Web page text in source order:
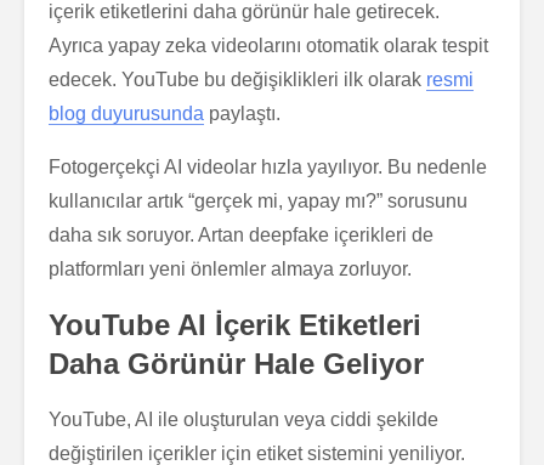
içerik etiketlerini daha görünür hale getirecek.
Ayrıca yapay zeka videolarını otomatik olarak tespit
edecek. YouTube bu değişiklikleri ilk olarak resmi
blog duyurusunda paylaştı.
Fotogerçekçi AI videolar hızla yayılıyor. Bu nedenle
kullanıcılar artık “gerçek mi, yapay mı?” sorusunu
daha sık soruyor. Artan deepfake içerikleri de
platformları yeni önlemler almaya zorluyor.
YouTube AI İçerik Etiketleri
Daha Görünür Hale Geliyor
YouTube, AI ile oluşturulan veya ciddi şekilde
değiştirilen içerikler için etiket sistemini yeniliyor.